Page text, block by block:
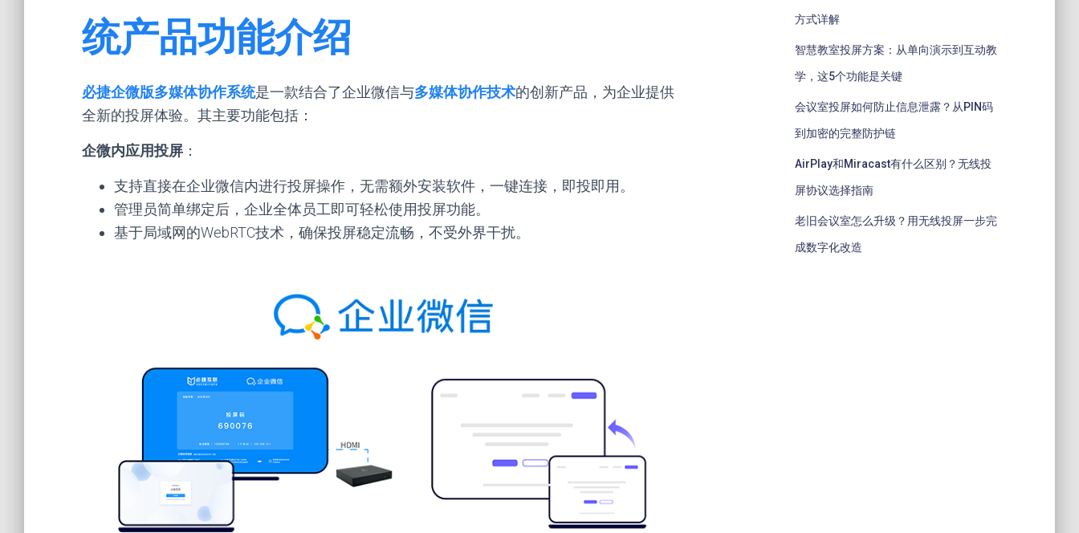
统产品功能介绍
必捷企微版多媒体协作系统是一款结合了企业微信与多媒体协作技术的创新产品，为企业提供
全新的投屏体验。其主要功能包括：
企微内应用投屏 ：
支持直接在企业微信内进行投屏操作，无需额外安装软件，一键连接，即投即用。
管理员简单绑定后，企业全体员工即可轻松使用投屏功能。
基于局域网的WebRTC技术，确保投屏稳定流畅，不受外界干扰。
方式详解
智慧教室投屏方案：从单向演示到互动教
学，这5个功能是关键
会议室投屏如何防止信息泄露？从PIN码
到加密的完整防护链
AirPlay和Miracast有什么区别？无线投
屏协议选择指南
老旧会议室怎么升级？用无线投屏一步完
成数字化改造